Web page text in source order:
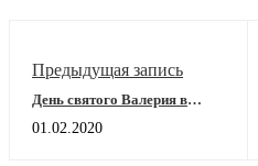
Предыдущая запись
День святого Валерия в
01.02.2020